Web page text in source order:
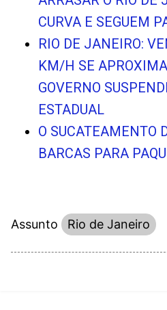
CURVA E SEGUEM
RIO DE JANEIRO:
KM/H SE
GOVERNO
ESTADUAL
O SUCATEAMENTO
BARCAS PARA
Assunto Rio de Janeiro